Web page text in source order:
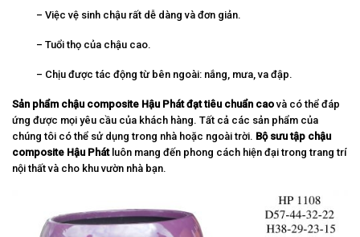
– Việc vệ sinh chậu rất dễ dàng và đơn giản.
– Tuổi thọ của chậu cao.
– Chịu được tác động từ bên ngoài: nắng, mưa, va đập.
Sản phẩm chậu composite Hậu Phát đạt tiêu chuẩn caovà có thể đáp
ứng được mọi yêu cầu của khách hàng. Tất cả các sản phẩm của
chúng tôi có thể sử dụng trong nhà hoặc ngoài trời. Bộ sưu tập chậu
composite Hậu Phátluôn mang đến phong cách hiện đại trong trang trí
nội thất và cho khu vườn nhà bạn.